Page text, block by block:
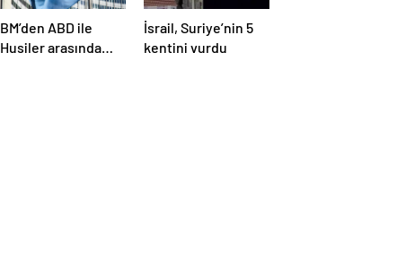
BM’den ABD ile
Husiler arasında
İsrail, Suriye’nin 5
kentini vurdu